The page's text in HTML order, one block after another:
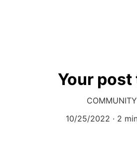
Your
COMMUNITY
10/25/2022
2